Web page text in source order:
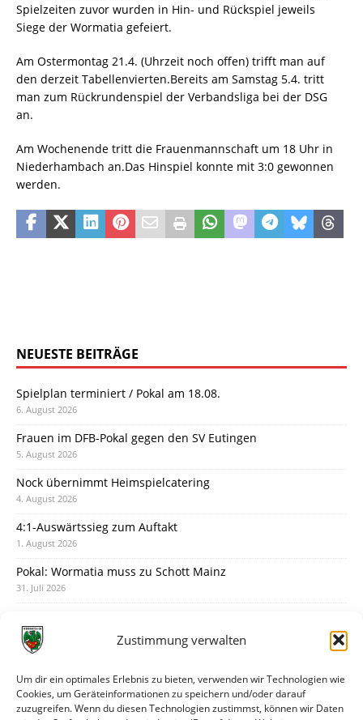
Zustimmung verwalten
Um dir ein optimales Erlebnis zu bieten, verwenden wir Technologien wie
Cookies, um Geräteinformationen zu speichern und/oder darauf
zuzugreifen. Wenn du diesen Technologien zustimmst, können wir Daten
Spielzeiten zuvor wurden in Hin- und Rückspiel jeweils
Siege der Wormatia gefeiert.
Am Ostermontag 21.4. (Uhrzeit noch offen) trifft man auf
den derzeit Tabellenvierten.Bereits am Samstag 5.4. tritt
man zum Rückrundenspiel der Verbandsliga bei der DSG
an.
Am Wochenende tritt die Frauenmannschaft um 18 Uhr in
Niederhambach an.Das Hinspiel konnte mit 3:0 gewonnen
werden.
NEUESTE BEITRÄGE
Spielplan terminiert / Pokal am 18.08.
6. August 2026
Frauen im DFB-Pokal gegen den SV Eutingen
5. August 2026
Nock übernimmt Heimspielcatering
4. August 2026
4:1-Auswärtssieg zum Auftakt
1. August 2026
Pokal: Wormatia muss zu Schott Mainz
31. Juli 2026
30. Juli 2026
28. Juli 2026
Neuer Rückensponsor